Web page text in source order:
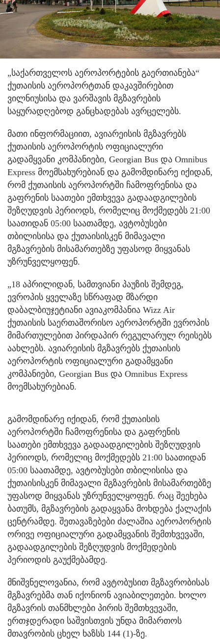
„საქართველოს აეროპორტების გაერთიანება“
ქუთაისის აეროპორტთან დაკავშირებით
ვილნიუსისა და ვარშავის მგზავრების
საყურადღებოდ განცხადებას ავრცელებს.
მათი ინფორმაციით, ავიარეისის მგზავრებს
ქუთაისის აეროპორტის ოფიციალური
გადამყვანი კომპანიები, Georgian Bus და Omnibus
Express მოემსახურებიან და გამომდინარე იქიდან,
რომ ქუთაისის აეროპორტში ჩამოფრენისა და
გაფრენის საათები ემთხვევა გადაადგილების
შეზღუდვის პერიოდს, რომელიც მოქმედებს 21:00
საათიდან 05:00 საათამდე, ავტობუსები
თბილისისა და ქუთაისისკენ მიმავალი
მგზავრების მისამართებზე უფასოდ მიყვანას
უზრუნველყოფენ.
„18 აპრილიდან, სამთვიანი პაუზის შემდეგ,
ევროპის ყველაზე სწრაფად მზარდი
დაბალბიუჯეტიანი ავიაკომპანია Wizz Air
ქუთაისის საერთაშორისო აეროპორტში ევროპის
მიმართულებით პირდაპირ რეგულარულ რეისებს
აახლებს. ავიარეისის მგზავრებს ქუთაისის
აეროპორტის ოფიციალური გადამყვანი
კომპანიები, Georgian Bus და Omnibus Express
მოემსახურებიან.
გამომდინარე იქიდან, რომ ქუთაისის
აეროპორტში ჩამოფრენისა და გაფრენის
საათები ემთხვევა გადაადგილების შეზღუდვის
პერიოდს, რომელიც მოქმედებს 21:00 საათიდან
05:00 საათამდე, ავტობუსები თბილისისა და
ქუთაისისკენ მიმავალი მგზავრების მისამართებზე
უფასოდ მიყვანას უზრუნველყოფენ. რაც შეეხება
ბათუმს, მგზავრების გადაყვანა მოხდება ქალაქის
ცენტრამდე. შეთავაზებები ძალაშია აეროპორტის
ორივე ოფიციალური გადამყვანის შემთხვევაში,
გადაადგილების შეზღუდვის მოქმედების
პერიოდის გაუქმებამდე.
მნიშვნელოვანია, რომ ავტობუსით მგზავრობისას
მგზავრებმა თან იქონიონ ავიაბილეთები. ხოლო
მგზავრის თანმხლები პირის შემთხვევაში,
ერთჯდერადი საშვისთვის უნდა მიმართოს
მთავრობის ცხელ ხაზსს 144 (1)-ზე.